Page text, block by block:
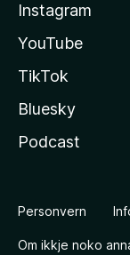
Instagram
YouTube
TikTok
Bluesky
Podcast
Personvern
Om ikkje noko